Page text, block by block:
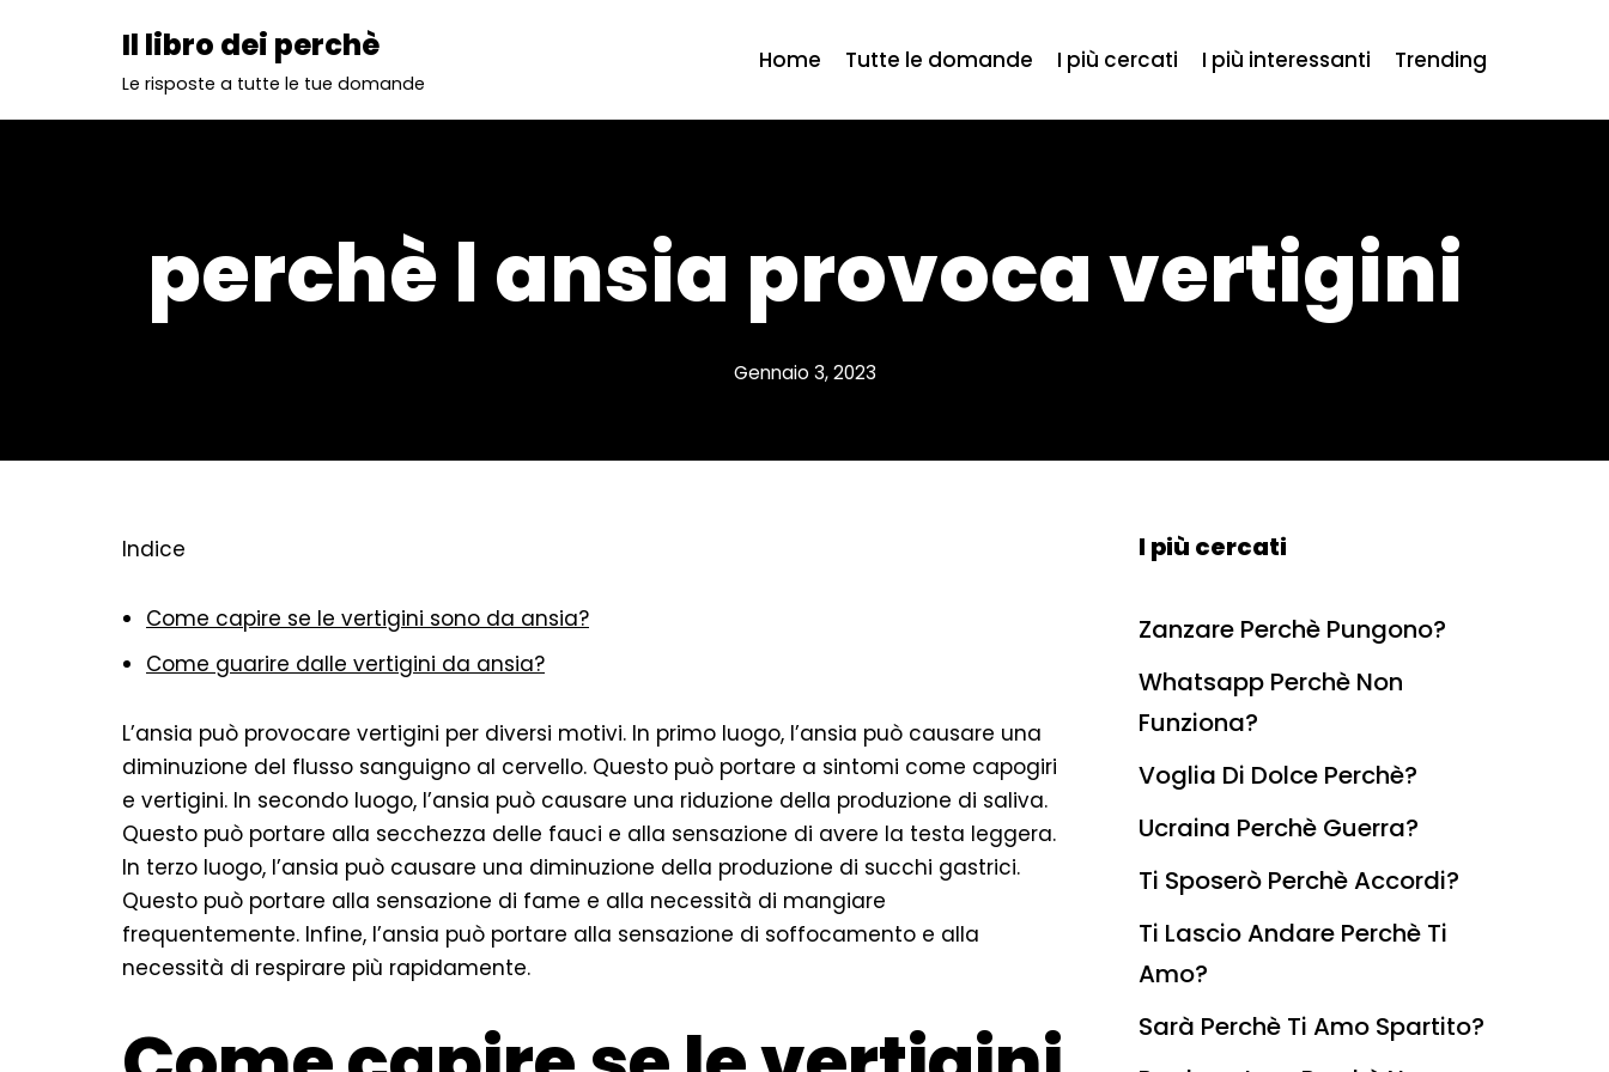
Il libro dei perchè
Le risposte a tutte le tue domande
Home Tutte le domande I più cercati I più interessanti Trending
perchè l ansia provoca vertigini
Gennaio 3, 2023
Indice
Come capire se le vertigini sono da ansia?
Come guarire dalle vertigini da ansia?
L’ansia può provocare vertigini per diversi motivi. In primo luogo, l’ansia può causare una
diminuzione del flusso sanguigno al cervello. Questo può portare a sintomi come capogiri
e vertigini. In secondo luogo, l’ansia può causare una riduzione della produzione di saliva.
Questo può portare alla secchezza delle fauci e alla sensazione di avere la testa leggera.
In terzo luogo, l’ansia può causare una diminuzione della produzione di succhi gastrici.
Questo può portare alla sensazione di fame e alla necessità di mangiare
frequentemente. Infine, l’ansia può portare alla sensazione di soffocamento e alla
necessità di respirare più rapidamente.
I più cercati
Zanzare Perchè Pungono?
Whatsapp Perchè Non
Funziona?
Voglia Di Dolce Perchè?
Ucraina Perchè Guerra?
Ti Sposerò Perchè Accordi?
Ti Lascio Andare Perchè Ti
Amo?
Sarà Perchè Ti Amo Spartito?